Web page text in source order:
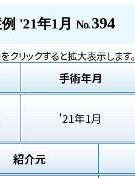
'21年1月 No.394
クリックすると拡大表示します。
手術年月
'21年1月
紹介元